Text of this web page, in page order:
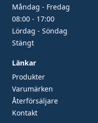
Måndag - Fredag
08:00 - 17:00
Lördag - Söndag
Stängt
Länkar
Produkter
Varumärken
Återförsäljare
Kontakt